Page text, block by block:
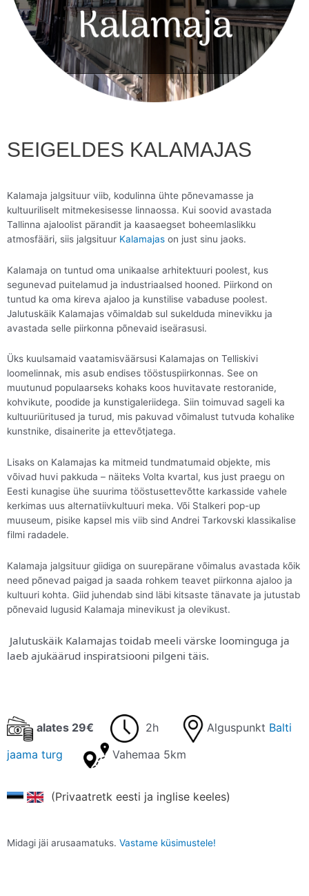
SEIGELDES KALAMAJAS
Kalamaja jalgsituur viib, kodulinna ühte põnevamasse ja
kultuuriliselt mitmekesisesse linnaossa. Kui soovid avastada
Tallinna ajaloolist pärandit ja kaasaegset boheemlaslikku
atmosfääri, siis jalgsituur Kalamajas on just sinu jaoks.
Kalamaja on tuntud oma unikaalse arhitektuuri poolest, kus
segunevad puitelamud ja industriaalsed hooned. Piirkond on
tuntud ka oma kireva ajaloo ja kunstilise vabaduse poolest.
Jalutuskäik Kalamajas võimaldab sul sukelduda minevikku ja
avastada selle piirkonna põnevaid iseärasusi.
Üks kuulsamaid vaatamisväärsusi Kalamajas on Telliskivi
loomelinnak, mis asub endises tööstuspiirkonnas. See on
muutunud populaarseks kohaks koos huvitavate restoranide,
kohvikute, poodide ja kunstigaleriidega. Siin toimuvad sageli ka
kultuuriüritused ja turud, mis pakuvad võimalust tutvuda kohalike
kunstnike, disainerite ja ettevõtjatega.
Lisaks on Kalamajas ka mitmeid tundmatumaid objekte, mis
võivad huvi pakkuda – näiteks Volta kvartal, kus just praegu on
Eesti kunagise ühe suurima tööstusettevõtte karkasside vahele
kerkimas uus alternatiivkultuuri meka. Või Stalkeri pop-up
muuseum, pisike kapsel mis viib sind Andrei Tarkovski klassikalise
filmi radadele.
Kalamaja jalgsituur giidiga on suurepärane võimalus avastada kõik
need põnevad paigad ja saada rohkem teavet piirkonna ajaloo ja
kultuuri kohta. Giid juhendab sind läbi kitsaste tänavate ja jutustab
põnevaid lugusid Kalamaja minevikust ja olevikust.
Jalutuskäik Kalamajas toidab meeli värske loominguga ja
laeb ajukäärud inspiratsiooni pilgeni täis.
alates 29€ 2h Alguspunkt Balti
jaama turg
Vahemaa 5km
(Privaatretk eesti ja inglise keeles)
Midagi jäi arusaamatuks. Vastame küsimustele!